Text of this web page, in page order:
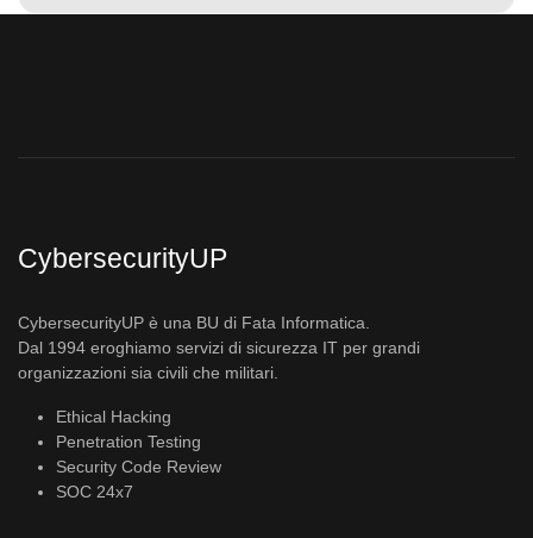
CybersecurityUP
CybersecurityUP è una BU di Fata Informatica.
Dal 1994 eroghiamo servizi di sicurezza IT per grandi
organizzazioni sia civili che militari.
Ethical Hacking
Penetration Testing
Security Code Review
SOC 24x7